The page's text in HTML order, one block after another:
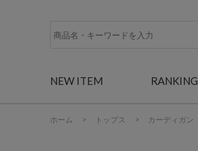
NEW ITEM RANKING
ホーム > トップス > カーディガン